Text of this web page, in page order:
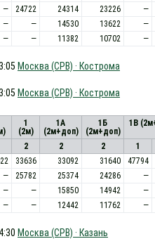
— 24722 24314 23226
—
— — 14530 13622
—
— — 11382 10702 —
Москва (СРВ) · Кострома
Москва (СРВ) · Кострома
1
(2м)
1А
(2м+доп)
1Б
(2м+доп)
1В
2 2 2
1
33636 33092 31640
47794
— 25782 25374 24286
—
— — 15850 14942
—
— — 12442 11762 —
Москва (СРВ) · Казань